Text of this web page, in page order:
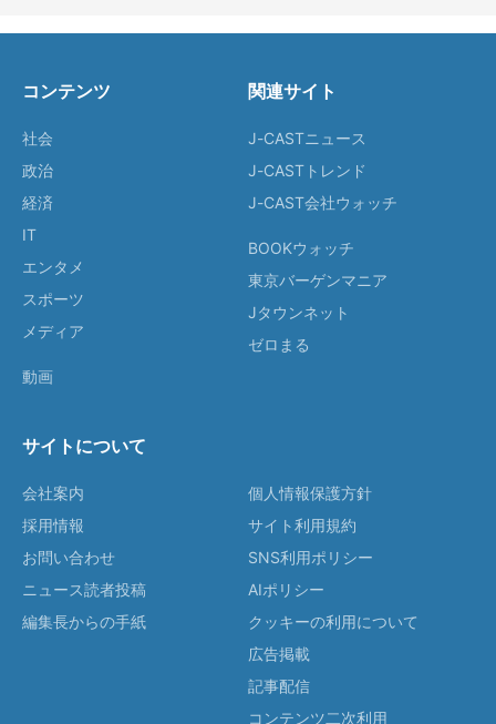
コンテンツ
社会
政治
経済
IT
エンタメ
スポーツ
メディア
動画
関連サイト
J-CASTニュース
J-CASTトレンド
J-CAST会社ウォッチ
BOOKウォッチ
東京バーゲンマニア
Jタウンネット
ゼロまる
サイトについて
会社案内
採用情報
お問い合わせ
ニュース読者投稿
編集長からの手紙
個人情報保護方針
サイト利用規約
SNS利用ポリシー
AIポリシー
クッキーの利用について
広告掲載
記事配信
コンテンツ二次利用